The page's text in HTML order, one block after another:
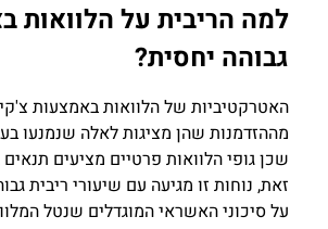
למה הריבית על הלוואות
גבוהה יחסית?
האטרקטיביות של הלוואות באמצעות
מההזדמנות שהן מציגות לאלה שנמנעו
שכן גופי הלוואות פרטיים מציעים
זאת, נוחות זו מגיעה עם שיעורי ריבית
על סיכוני האשראי המוגדלים שנטל